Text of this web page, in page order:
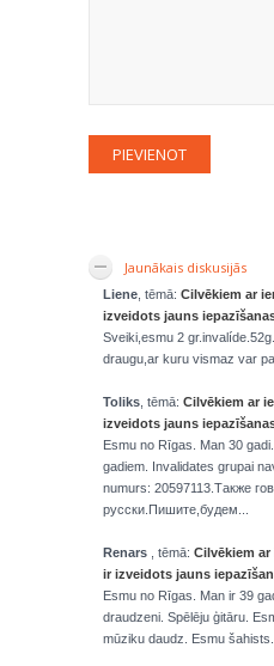
Jaunākais diskusijās
Liene , tēmā: Cilvēkiem ar
izveidots jauns
Sveiki,esmu 2
draugu,ar kuru vismaz var
Toliks , tēmā: Cilvēkiem ar
izveidots jauns
Esmu no Rīgas. Man 30
gadiem. Invalidates grupai
numurs: 20597113.Также
русски.Пишите,будем...
Renars , tēmā: Cilvēkiem
ir izveidots jauns
Esmu no Rīgas. Man ir 39
draudzeni. Spēlēju ģitāru.
mūziku daudz. Esmu šahists.